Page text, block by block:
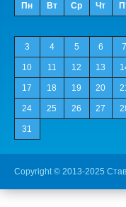
Пн
Вт Ср Чт
3 4 5 6 7
10 11 12 13
17 18 19 20
24 25 26 27
31
Copyright © 2013-2025